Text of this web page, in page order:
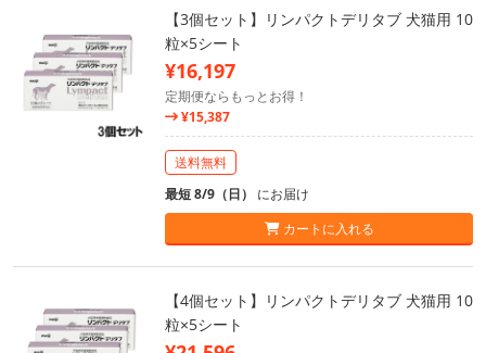
【3個セット】リンパクトデリタブ 犬猫用 10
粒×5シート
¥16,197
定期便ならもっとお得！
¥15,387
送料無料
最短 8/9（日） にお届け
カートに入れる
【4個セット】リンパクトデリタブ 犬猫用 10
粒×5シート